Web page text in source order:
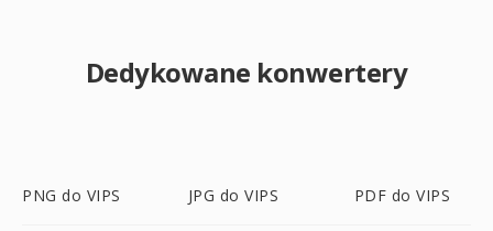
Dedykowane konwertery
PNG do VIPS JPG do VIPS PDF do VIPS